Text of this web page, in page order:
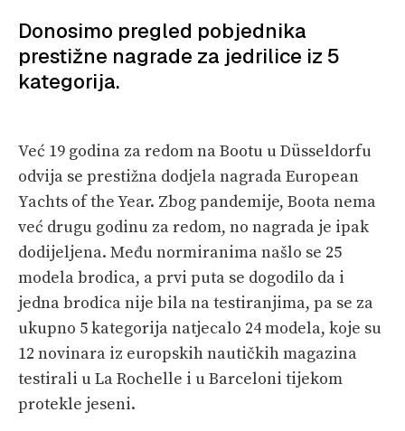
Donosimo pregled pobjednika
prestižne nagrade za jedrilice iz 5
kategorija.
Već 19 godina za redom na Bootu u Düsseldorfu
odvija se prestižna dodjela nagrada European
Yachts of the Year. Zbog pandemije, Boota nema
već drugu godinu za redom, no nagrada je ipak
dodijeljena. Među normiranima našlo se 25
modela brodica, a prvi puta se dogodilo da i
jedna brodica nije bila na testiranjima, pa se za
ukupno 5 kategorija natjecalo 24 modela, koje su
12 novinara iz europskih nautičkih magazina
testirali u La Rochelle i u Barceloni tijekom
protekle jeseni.